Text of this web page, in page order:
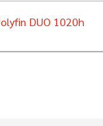
DUO 1020h